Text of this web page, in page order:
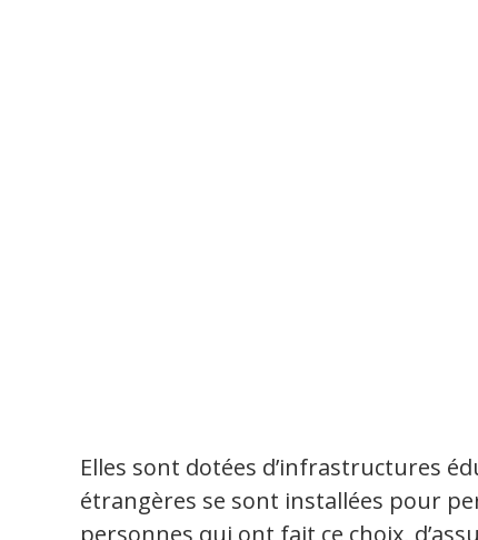
Elles sont dotées d’infrastructures
étrangères se sont installées pour
personnes qui ont fait ce choix,